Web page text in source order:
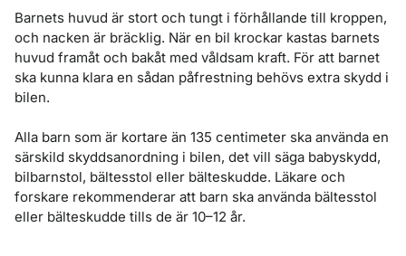
Barnets huvud är stort och tungt i förhållande till kroppen,
och nacken är bräcklig. När en bil krockar kastas barnets
huvud framåt och bakåt med våldsam kraft. För att barnet
ska kunna klara en sådan påfrestning behövs extra skydd i
bilen.
Alla barn som är kortare än 135 centimeter ska använda en
särskild skyddsanordning i bilen, det vill säga babyskydd,
bilbarnstol, bältesstol eller bälteskudde. Läkare och
forskare rekommenderar att barn ska använda bältesstol
eller bälteskudde tills de är 10–12 år.